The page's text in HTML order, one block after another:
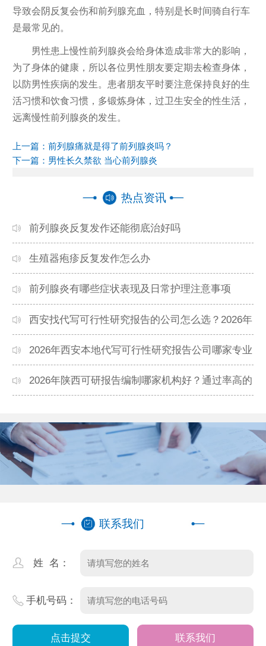
导致会阴反复会伤和前列腺充血，特别是长时间骑自行车
是最常见的。
男性患上慢性前列腺炎会给身体造成非常大的影响，
为了身体的健康，所以各位男性朋友要定期去检查身体，
以防男性疾病的发生。患者朋友平时要注意保持良好的生
活习惯和饮食习惯，多锻炼身体，过卫生安全的性生活，
远离慢性前列腺炎的发生。
上一篇： 前列腺痛就是得了前列腺炎吗？
下一篇： 男性长久禁欲 当心前列腺炎
热点资讯
前列腺炎反复发作还能彻底治好吗
生殖器疱疹反复发作怎么办
前列腺炎有哪些症状表现及日常护理注意事项
西安找代写可行性研究报告的公司怎么选？2026年
本地高口碑机构排名
2026年西安本地代写可行性研究报告公司哪家专业
靠谱？正规团队推荐
2026年陕西可研报告编制哪家机构好？通过率高的
联系我们
姓 名：
手机号码：
联系我们